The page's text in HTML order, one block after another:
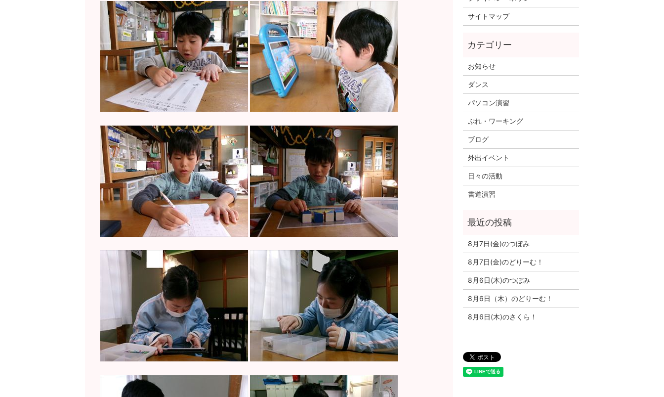
サイトマップ
お知らせ
ダンス
パソコン演習
ぷれ・ワーキング
ブログ
外出イベント
日々の活動
書道演習
8月7日(金)のつぼみ
8月7日(金)のどりーむ！
8月6日(木)のつぼみ
8月6日（木）のどりーむ！
8月6日(木)のさくら！